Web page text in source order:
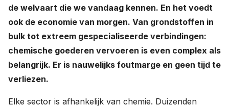
de welvaart die we vandaag kennen. En het voedt
ook de economie van morgen. Van grondstoffen in
bulk tot extreem gespecialiseerde verbindingen:
chemische goederen vervoeren is even complex als
belangrijk. Er is nauwelijks foutmarge en geen tijd te
verliezen.
Elke sector is afhankelijk van chemie. Duizenden